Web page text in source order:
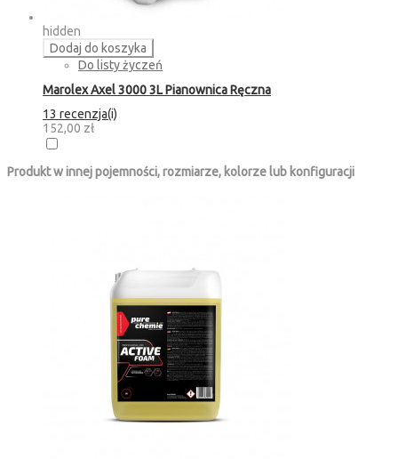
hidden
Dodaj do koszyka
Do listy życzeń
Marolex Axel 3000 3L Pianownica Ręczna
13 recenzja(i)
152,00 zł
Produkt w innej pojemności, rozmiarze, kolorze lub konfiguracji